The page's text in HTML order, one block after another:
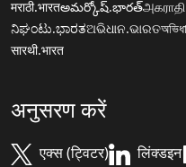
मराठी.भारतఅమర్కోష్.భారత్
ನಿಘಂಟು.ಭಾರತଅଭିଧାନ.ଭାରତ
सारथी.भारत
अनुसरण करें
एक्स (ट्विटर) लिंक्डइन